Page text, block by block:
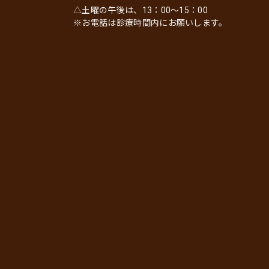
△土曜の午後は、13：00～15：00
※お電話は診療時間内にお願いします。